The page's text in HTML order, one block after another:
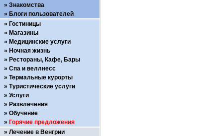
Знакомства
Блоги пользователей
Гостиницы
Магазины
Медицинские услуги
Ночная жизнь
Рестораны, Кафе, Бары
Спа и веллнесс
Термальные курорты
Туристические услуги
Услуги
Развлечения
Обучение
Горячие предложения
Лечение в Венгрии